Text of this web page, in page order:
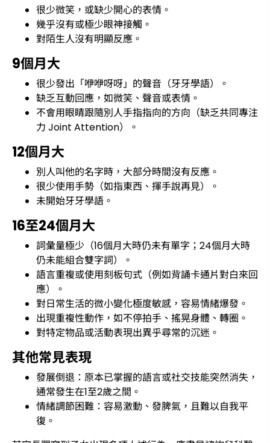
很少微笑，或缺少開心的表情。
幾乎沒有或極少眼神接觸。
對陌生人沒有明顯反應。
9個月大
很少發出「咿咿呀呀」的聲音（牙牙學語）。
缺乏互動回應，如微笑、聲音或表情。
不會用眼睛跟隨別人手指指向的方向（缺乏共同專注
力 Joint Attention）。
12個月大
別人叫他的名字時，大部分時間沒有反應。
很少使用手勢（如指東西、揮手說再見）。
未開始牙牙學語。
16至24個月大
詞彙量極少（16個月大時仍未有單字；24個月大時
仍未能組合雙字詞）。
語言重複或使用刻板句式（例如背誦卡通片對白來回
應）。
對日常生活的微小變化極度敏感，容易情緒爆發。
出現重複性動作，如不停拍手、搖晃身體、轉圈。
對特定物品或活動表現出異乎尋常的沉迷。
其他常見表現
發展倒退：原本已掌握的語言或社交技能突然消失，
通常發生在1至2歲之間。
情緒調節困難：容易激動、發脾氣，且難以自我平
復。